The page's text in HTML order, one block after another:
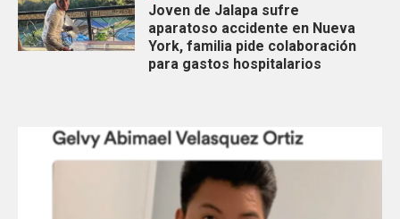
Joven de Jalapa sufre
aparatoso accidente en Nueva
York, familia pide colaboración
para gastos hospitalarios